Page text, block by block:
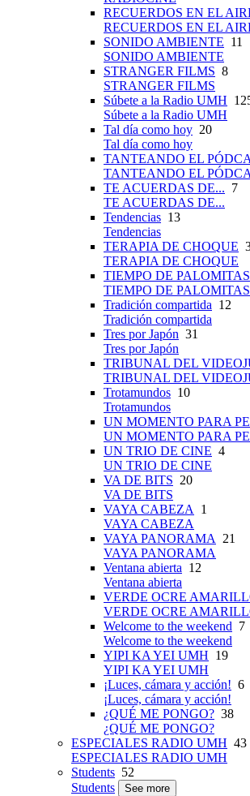
RECUERDOS EN EL
RECUERDOS EN EL
SONIDO AMBIENTE 11
SONIDO AMBIENTE
STRANGER FILMS 8
STRANGER FILMS
Súbete a la Radio UMH
Súbete a la Radio UMH
Tal día como hoy 20
Tal día como hoy
TANTEANDO EL
TANTEANDO EL
TE ACUERDAS DE... 7
TE ACUERDAS DE...
Tendencias 13
Tendencias
TERAPIA DE CHOQUE
TERAPIA DE CHOQUE
TIEMPO DE PALOMITAS
TIEMPO DE PALOMITAS
Tradición compartida 12
Tradición compartida
Tres por Japón 31
Tres por Japón
TRIBUNAL DEL
TRIBUNAL DEL
Trotamundos 10
Trotamundos
UN MOMENTO PARA
UN MOMENTO PARA
UN TRIO DE CINE 4
UN TRIO DE CINE
VA DE BITS 20
VA DE BITS
VAYA CABEZA
1
VAYA CABEZA
VAYA PANORAMA
21
VAYA PANORAMA
Ventana abierta 12
Ventana abierta
VERDE OCRE
VERDE OCRE
Welcome to the weekend 7
Welcome to the weekend
YIPI KA YEI UMH 19
YIPI KA YEI UMH
¡Luces, cámara y acción! 6
¡Luces, cámara y acción!
¿QUÉ ME PONGO? 38
¿QUÉ ME PONGO?
ESPECIALES RADIO UMH 43
ESPECIALES RADIO UMH
Students 52
Students
See more